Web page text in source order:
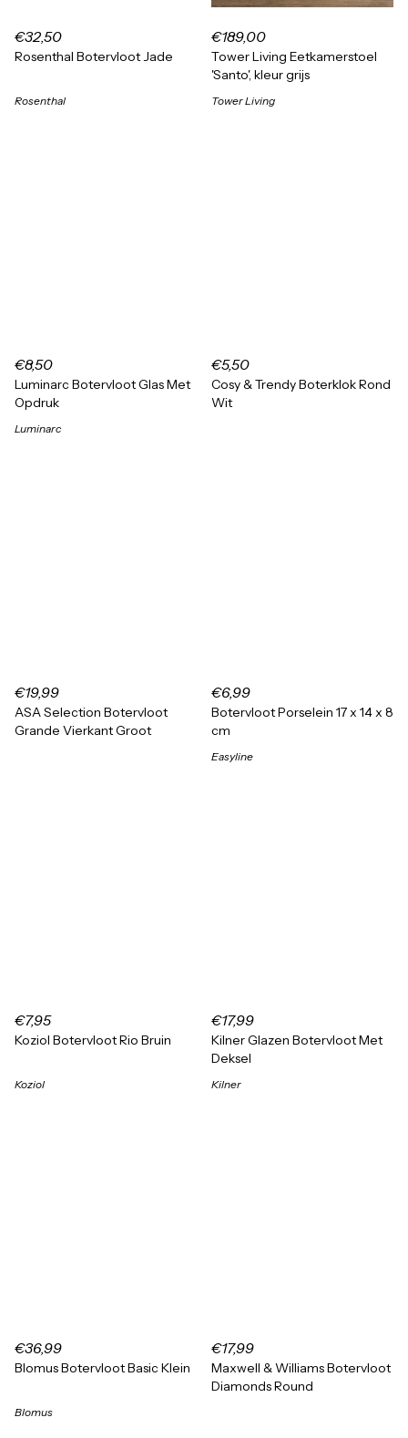
€32,50
Rosenthal Botervloot Jade
Rosenthal
€189,00
Tower Living Eetkamerstoel
'Santo', kleur grijs
Tower Living
€8,50
Luminarc Botervloot Glas Met
Opdruk
Luminarc
€5,50
Cosy & Trendy Boterklok Rond
Wit
€19,99
ASA Selection Botervloot
Grande Vierkant Groot
€6,99
Botervloot Porselein 17 x 14 x 8
cm
Easyline
€7,95
Koziol Botervloot Rio Bruin
Koziol
€17,99
Kilner Glazen Botervloot Met
Deksel
Kilner
€36,99
Blomus Botervloot Basic Klein
Blomus
€17,99
Maxwell & Williams Botervloot
Diamonds Round